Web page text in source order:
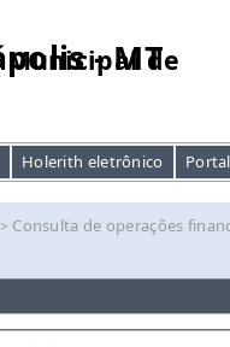
de
- MT
Holerith eletrônico
> Consulta de operações